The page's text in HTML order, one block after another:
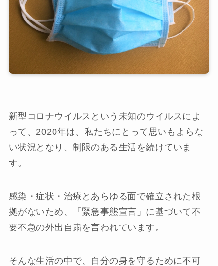
新型コロナウイルスという未知のウイルスによ
って、2020年は、私たちにとって思いもよらな
い状況となり、制限のある生活を続けていま
す。
感染・症状・治療とあらゆる面で確立された根
拠がないため、「緊急事態宣言」に基づいて不
要不急の外出自粛を言われています。
そんな生活の中で、自分の身を守るために不可